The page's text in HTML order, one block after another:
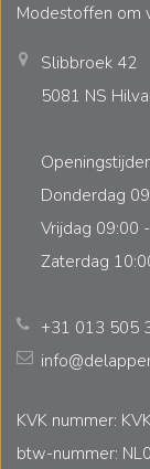
Modestoffen om
Slibbroek 42
5081 NS
Donderdag
Vrijdag 09:00
Zaterdag
+31 013 505
KVK nummer:
btw-nummer: